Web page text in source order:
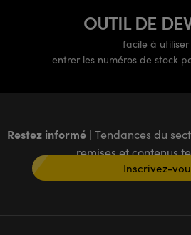
OUTIL DE
facile à utiliser
entrer les numéros de stock
Restez informé | Tendances du
remises et contenus
Inscrivez-